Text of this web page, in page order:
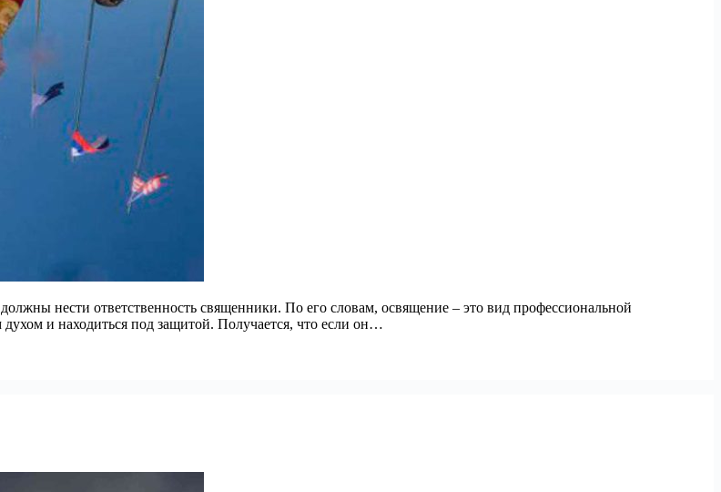
нести ответственность священники. По его словам, освящение – это вид профессиональной
и находиться под защитой. Получается, что если он…